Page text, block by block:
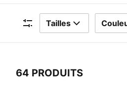
Filtres
Tailles
64 PRODUITS